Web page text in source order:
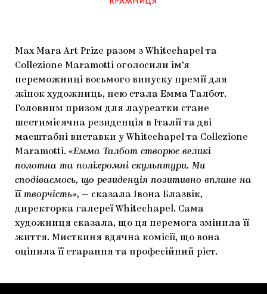
КОЛЕКЦІЇ
ГАЛЕРЕЇ
АРТЦЕНТРИ
КОНСПЕКТИ
КНИЖКИ І ЖУРНАЛИ
ЗАПАЛЕННЯ
ЯК ПІДТРИМУВАТИ УКРАЇНСЬКЕ МИСТЕЦТВО
МАРІУПОЛЬСЬКІ МАРГІНАЛІЇ
CARPATHIAN CULT ПРО РІЗДВЯНІ СВЯТА
КРАМНИЦЯ
Max Mara Art Prize разом з Whitechapel та
Collezione Maramotti оголосили ім’я
переможниці восьмого випуску премії для
жінок художниць, нею стала Емма Талбот.
Головним призом для лауреатки стане
шестимісячна резиденція в Італії та дві
масштабні виставки у Whitechapel та Collezione
Maramotti. «Емма Талбот створює великі
полотна та поліхромні скульптури. Ми
сподіваємось, що резиденція позитивно вплине на
її творчість», — сказала Івона Блазвік,
директорка галереї Whitechapel. Сама
художниця сказала, що ця перемога змінила її
життя. Мисткиня вдячна комісії, що вона
оцінила її старання та професійний ріст.